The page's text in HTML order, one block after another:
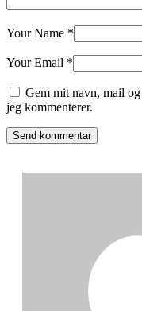
Your Name *
Your Email *
Gem mit navn, mail
jeg kommenterer.
Send kommentar